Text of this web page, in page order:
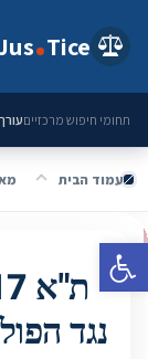
פתח סרגל נגישות
Tice
תחומי חיפוש מרכזיים
עמוד הבית
נגד